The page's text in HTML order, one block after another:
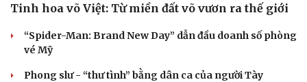
Nam khoa
Phòng mạch online
Ăn sạch sống khỏe
Tinh hoa võ Việt: Từ miền đất võ vươn ra thế giới
“Spider-Man: Brand New Day” dẫn đầu doanh số phòng
vé Mỹ
Phong slư - “thư tình” bằng dân ca của người Tày